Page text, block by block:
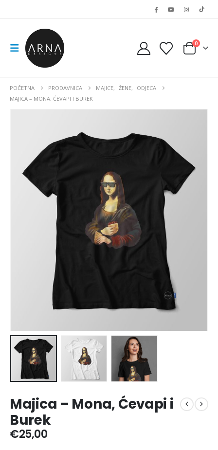
0
POČETNA PRODAVNICA MAJICE, ŽENE,
ODJECA
MAJICA – MONA, ĆEVAPI I BUREK
Majica – Mona, Ćevapi i
Burek
€25,00